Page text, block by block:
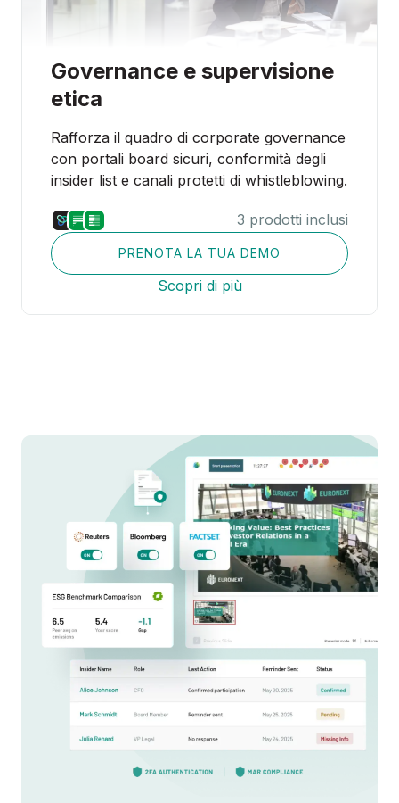
Governance e supervisione
etica
Rafforza il quadro di corporate governance
con portali board sicuri, conformità degli
insider list e canali protetti di whistleblowing.
3 prodotti inclusi
PRENOTA LA TUA DEMO
Scopri di più